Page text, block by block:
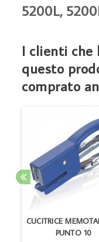
5200L,
I clienti che
questo
comprato
CUCITRICE
PUNTO 10